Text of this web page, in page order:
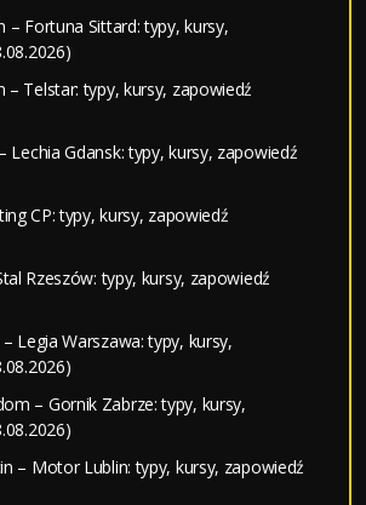
– Fortuna Sittard: typy, kursy,
– Telstar: typy, kursy, zapowiedź
Lechia Gdansk: typy, kursy, zapowiedź
CP: typy, kursy, zapowiedź
Rzeszów: typy, kursy, zapowiedź
Legia Warszawa: typy, kursy,
– Gornik Zabrze: typy, kursy,
– Motor Lublin: typy, kursy, zapowiedź